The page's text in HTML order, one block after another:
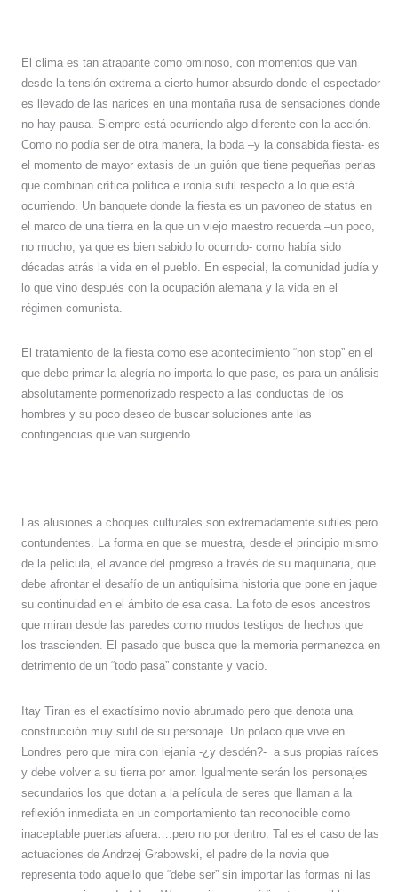
El clima es tan atrapante como ominoso, con momentos que van
desde la tensión extrema a cierto humor absurdo donde el espectador
es llevado de las narices en una montaña rusa de sensaciones donde
no hay pausa. Siempre está ocurriendo algo diferente con la acción.
Como no podía ser de otra manera, la boda –y la consabida fiesta- es
el momento de mayor extasis de un guión que tiene pequeñas perlas
que combinan crítica política e ironía sutil respecto a lo que está
ocurriendo. Un banquete donde la fiesta es un pavoneo de status en
el marco de una tierra en la que un viejo maestro recuerda –un poco,
no mucho, ya que es bien sabido lo ocurrido- como había sido
décadas atrás la vida en el pueblo. En especial, la comunidad judía y
lo que vino después con la ocupación alemana y la vida en el
régimen comunista.
El tratamiento de la fiesta como ese acontecimiento “non stop” en el
que debe primar la alegría no importa lo que pase, es para un análisis
absolutamente pormenorizado respecto a las conductas de los
hombres y su poco deseo de buscar soluciones ante las
contingencias que van surgiendo.
Las alusiones a choques culturales son extremadamente sutiles pero
contundentes. La forma en que se muestra, desde el principio mismo
de la película, el avance del progreso a través de su maquinaria, que
debe afrontar el desafío de un antiquísima historia que pone en jaque
su continuidad en el ámbito de esa casa. La foto de esos ancestros
que miran desde las paredes como mudos testigos de hechos que
los trascienden. El pasado que busca que la memoria permanezca en
detrimento de un “todo pasa” constante y vacio.
Itay Tiran es el exactísimo novio abrumado pero que denota una
construcción muy sutil de su personaje. Un polaco que vive en
Londres pero que mira con lejanía -¿y desdén?- a sus propias raíces
y debe volver a su tierra por amor. Igualmente serán los personajes
secundarios los que dotan a la película de seres que llaman a la
reflexión inmediata en un comportamiento tan reconocible como
inaceptable puertas afuera….pero no por dentro. Tal es el caso de las
actuaciones de Andrzej Grabowski, el padre de la novia que
representa todo aquello que “debe ser” sin importar las formas ni las